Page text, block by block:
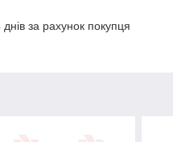
за рахунок покупця